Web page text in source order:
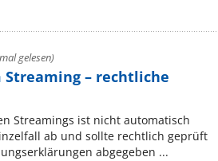
gelesen)
– rechtliche
Streamings ist nicht automatisch
ab und sollte rechtlich geprüft
abgegeben ...